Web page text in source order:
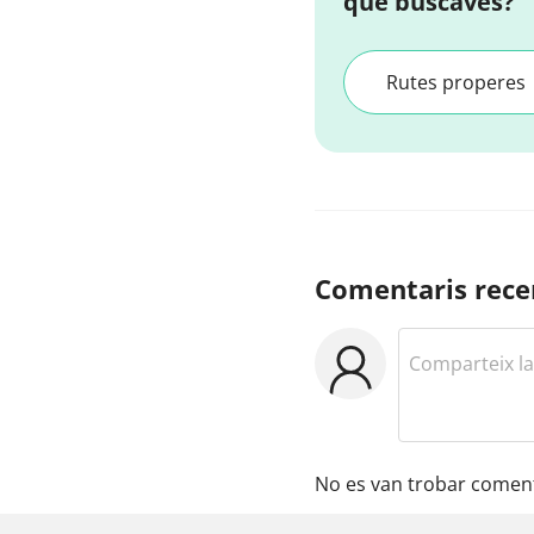
Rutes properes
Comentaris
No es van trobar